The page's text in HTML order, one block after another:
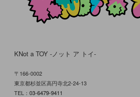
KNot a TOY -ノット ア トイ-
〒166-0002
東京都杉並区高円寺北2-24-13
TEL： 03-6479-9411